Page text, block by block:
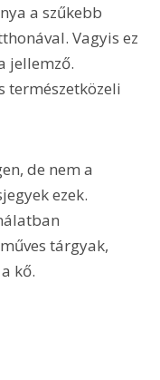
a szűkebb
Vagyis ez
jellemző.
természetközeli
de nem a
ezek.
tárgyak,
kő.